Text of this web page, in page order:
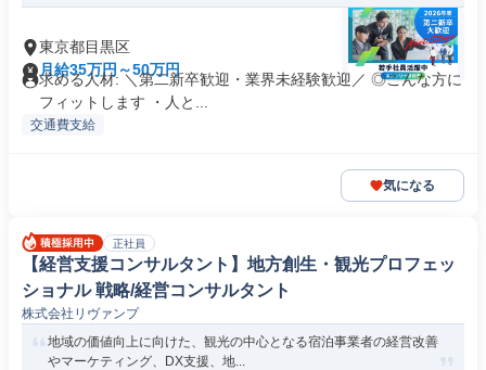
東京都目黒区
月給35万円～50万円
求める人材: ＼第二新卒歓迎・業界未経験歓迎／ ◎こんな方に
フィットします ・人と...
交通費支給
気になる
正社員
【経営支援コンサルタント】地方創生・観光プロフェッ
ショナル 戦略/経営コンサルタント
株式会社リヴァンプ
地域の価値向上に向けた、観光の中心となる宿泊事業者の経営改善
やマーケティング、DX支援、地...